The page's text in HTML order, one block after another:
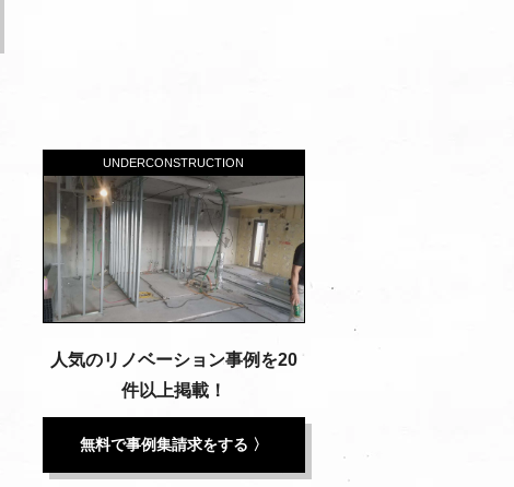
UNDERCONSTRUCTION
人気のリノベーション事例を20
件以上掲載！
無料で事例集請求をする 〉